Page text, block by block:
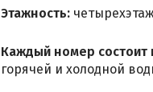
Этажность:
Каждый номер состоит
горячей и холодной